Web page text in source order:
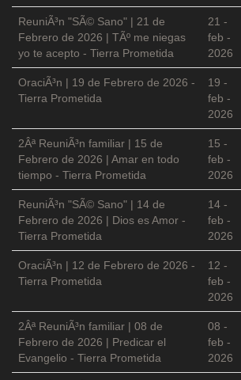
ReuniÃ³n "SÃ© Sano" | 21 de
Febrero de 2026 | TÃº me niegas
yo te acepto - Tierra Prometida
21 -
feb -
2026
OraciÃ³n | 19 de Febrero de 2026 -
Tierra Prometida
19 -
feb -
2026
2Âª ReuniÃ³n familiar | 15 de
Febrero de 2026 | Amar en todo
tiempo - Tierra Prometida
15 -
feb -
2026
ReuniÃ³n "SÃ© Sano" | 14 de
Febrero de 2026 | Dios es Amor -
Tierra Prometida
14 -
feb -
2026
OraciÃ³n | 12 de Febrero de 2026 -
Tierra Prometida
12 -
feb -
2026
2Âª ReuniÃ³n familiar | 08 de
Febrero de 2026 | Predicar el
Evangelio - Tierra Prometida
08 -
feb -
2026